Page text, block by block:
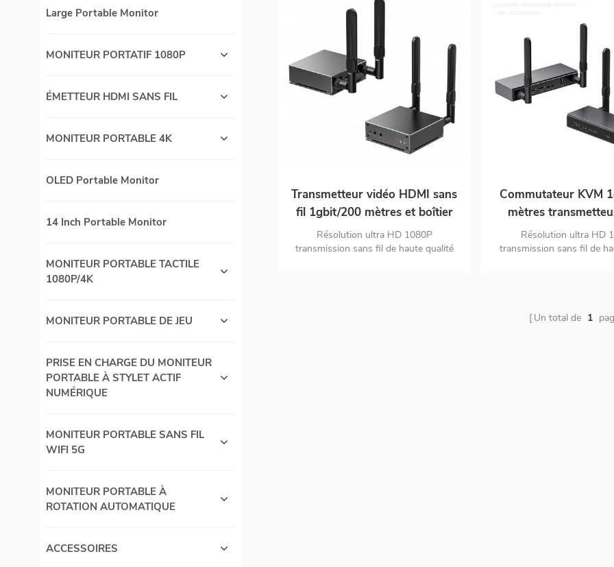
Transmetteur vidéo HDMI sans
fil 1gbit/200 mètres et boîtier
récepteur transfert graphique
vidéo RAM prise en charge
Résolution ultra HD 1080P
transmission sans fil de haute qualité
Commutateur KVM
mètres
HDMI sans fil et
récepteur
Résolution ultra HD
transmission sans fil de
Un total de 1
Large Portable Monitor
MONITEUR PORTATIF 1080P
ÉMETTEUR HDMI SANS FIL
MONITEUR PORTABLE 4K
OLED Portable Monitor
14 Inch Portable Monitor
MONITEUR PORTABLE TACTILE
1080P/4K
MONITEUR PORTABLE DE JEU
PRISE EN CHARGE DU MONITEUR
PORTABLE À STYLET ACTIF
NUMÉRIQUE
MONITEUR PORTABLE SANS FIL
WIFI 5G
MONITEUR PORTABLE À
ROTATION AUTOMATIQUE
ACCESSOIRES